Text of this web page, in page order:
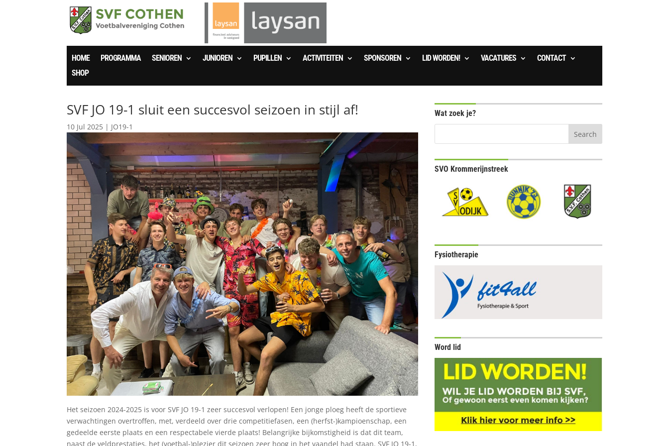
HOME PROGRAMMA SENIOREN JUNIOREN PUPILLEN ACTIVITEITEN SPONSOREN LID WORDEN! VACATURES
CONTACT
SHOP
SVF JO 19-1 sluit een succesvol seizoen in stijl af!
10 Jul 2025 | JO19-1
Het seizoen 2024-2025 is voor SVF JO 19-1 zeer succesvol verlopen! Een jonge ploeg heeft de sportieve
verwachtingen overtroffen, met, verdeeld over drie competitiefasen, een (herfst-)kampioenschap, een
gedeelde eerste plaats en een respectabele vierde plaats! Belangrijke bijkomstigheid is dat dit team,
naast de veldprestaties, het (voetbal-)plezier dit seizoen zeer hoog in het vaandel had staan. SVF JO 19-1,
Wat zoek je?
SVO Krommerijnstreek
Fysiotherapie
Word lid